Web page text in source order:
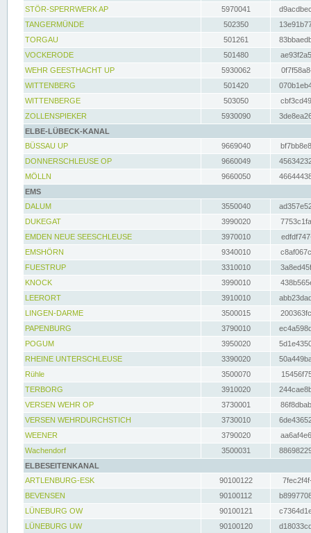
STÖR-SPERRWERK AP 5970041
TANGERMÜNDE
502350
TORGAU
501261
VOCKERODE
501480
WEHR GEESTHACHT UP
5930062
WITTENBERG
501420
WITTENBERGE
503050
ZOLLENSPIEKER
5930090
ELBE-LÜBECK-KANAL
BÜSSAU UP
9669040
DONNERSCHLEUSE OP
9660049
MÖLLN
9660050
EMS
DALUM
3550040
DUKEGAT
3990020
EMDEN NEUE SEESCHLEUSE
3970010
EMSHÖRN
9340010
FUESTRUP
3310010
KNOCK
3990010
LEERORT
3910010
LINGEN-DARME
3500015
PAPENBURG
3790010
POGUM
3950020
RHEINE UNTERSCHLEUSE
3390020
Rühle
3500070
TERBORG
3910020
VERSEN WEHR OP
3730001
VERSEN WEHRDURCHSTICH
3730010
WEENER
3790020
Wachendorf
3500031
ELBESEITENKANAL
ARTLENBURG-ESK
90100122
BEVENSEN
90100112
LÜNEBURG OW
90100121
LÜNEBURG UW
90100120